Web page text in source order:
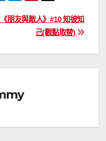
《朋友與敵人》#10 知彼知
己(觀點取替)